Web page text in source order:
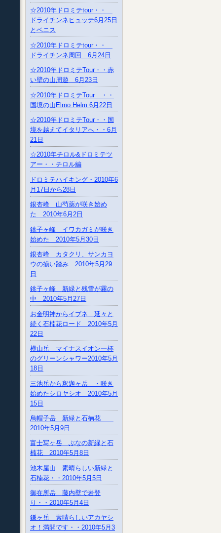
☆2010年ドロミテtour・・
ドライチンネヒュッテ6月25日
とベニス
☆2010年ドロミテtour・・
ドライチンネ周回 6月24日
☆2010年ドロミテTour・・赤
い壁の山周遊 6月23日
☆2010年ドロミテTour ・・
国境の山Elmo Helm 6月22日
☆2010年ドロミテTour・・国
境を越えてイタリアへ・・6月
21日
☆2010年チロル&ドロミテツ
アー・・チロル編
ドロミテハイキング・2010年6
月17日から28日
銀杏峰 山芍薬が咲き始め
た 2010年6月2日
銚子ヶ峰 イワカガミが咲き
始めた 2010年5月30日
銀杏峰 カタクリ、サンカヨ
ウの揃い踏み 2010年5月29
日
銚子ヶ峰 新緑と残雪が霧の
中 2010年5月27日
お金明神からイブネ 延々と
続く石楠花ロード 2010年5月
22日
横山岳 マイナスイオン一杯
のグリーンシャワー2010年5月
18日
三池岳から釈迦ヶ岳 ・咲き
始めたシロヤシオ 2010年5月
15日
烏帽子岳 新緑と石楠花
2010年5月9日
富士写ヶ岳 ぶなの新緑と石
楠花 2010年5月8日
池木屋山 素晴らしい新緑と
石楠花・・2010年5月5日
御在所岳 藤内壁で岩登
り・・2010年5月4日
鎌ヶ岳 素晴らしいアカヤシ
オ！満開です・・2010年5月3